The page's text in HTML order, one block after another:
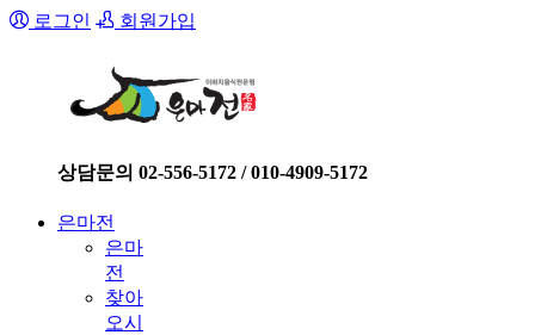
로그인 회원가입
상담문의 02-556-5172 / 010-4909-5172
은마전
은마
전
찾아
오시